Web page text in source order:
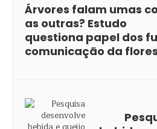
Árvores falam umas
as outras? Estudo
questiona papel dos
comunicação da